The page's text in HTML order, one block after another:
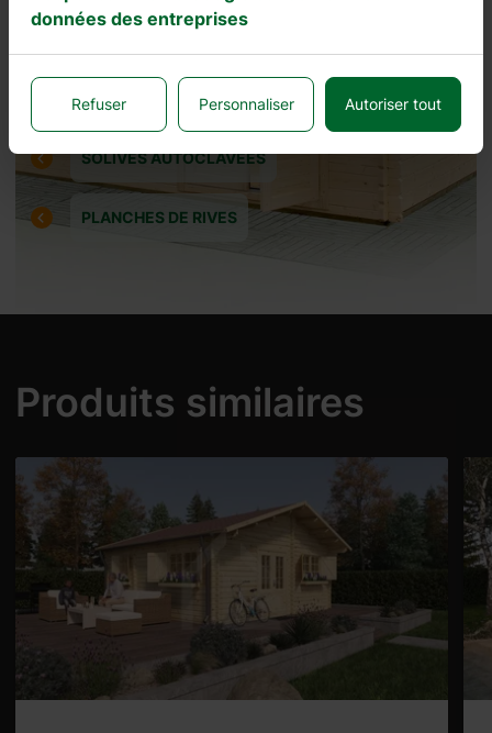
PLANCHER EN BOIS
SOLIVES AUTOCLAVÉES
PLANCHES DE RIVES
Produits similaires
données des entreprises
Refuser Personnaliser Autoriser tout